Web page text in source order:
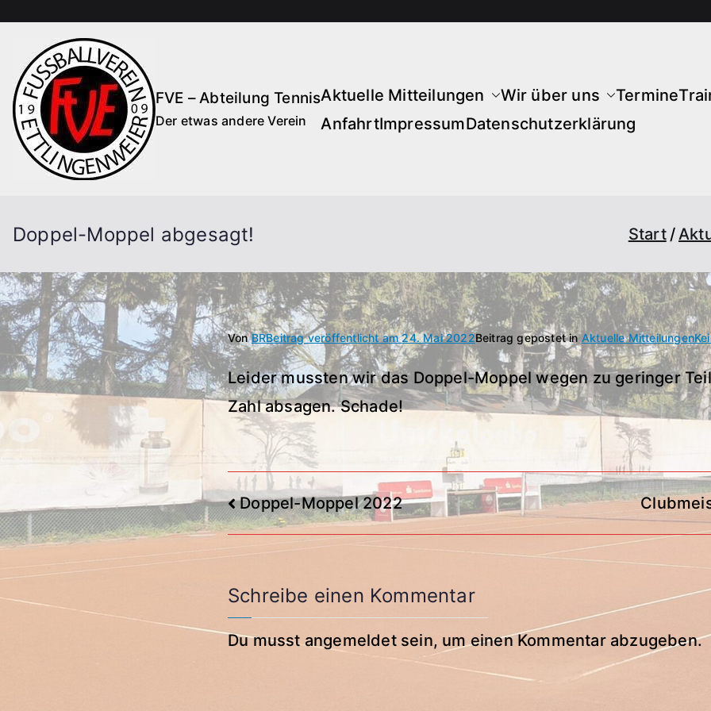
springen
FVE – Abteilung Tennis
Der etwas andere Verein
Aktuelle Mitteilungen Wir über uns Termine
AnfahrtImpressumDatenschutzerklärung
Doppel-Moppel abgesagt! Start
VonBRBeitrag veröffentlicht am24. Mai 2022Beitrag gepostet inAktuelle Mitteilungen
Leider mussten wir das Doppel-Moppel wegen zu geringer
Zahl absagen. Schade!
Beitragsnavigation
Doppel-Moppel 2022
Schreibe einen Kommentar
Du musstangemeldetsein, um einen Kommentar abzugeben.